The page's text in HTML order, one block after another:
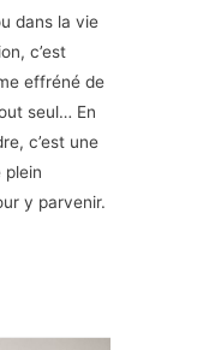
dans la vie
c’est
effréné de
seul… En
c’est une
plein
y parvenir.